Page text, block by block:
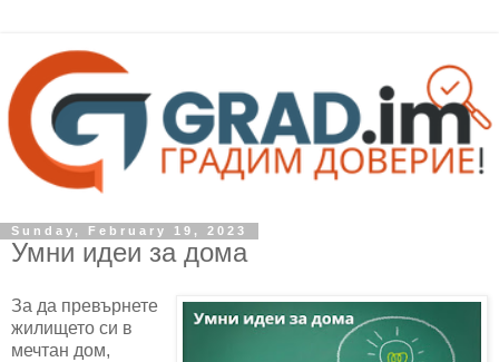
Sunday, February 19, 2023
Умни идеи за дома
За да превърнете
жилището си в
мечтан дом,